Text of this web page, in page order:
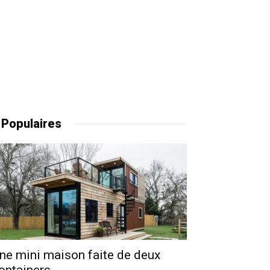
mini maison faite de deux